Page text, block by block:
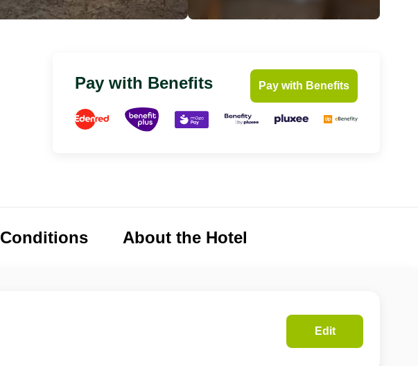
Pay with Benefits Pay with Benefits
Conditions About the Hotel
Edit